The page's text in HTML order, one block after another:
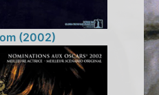
(2002)